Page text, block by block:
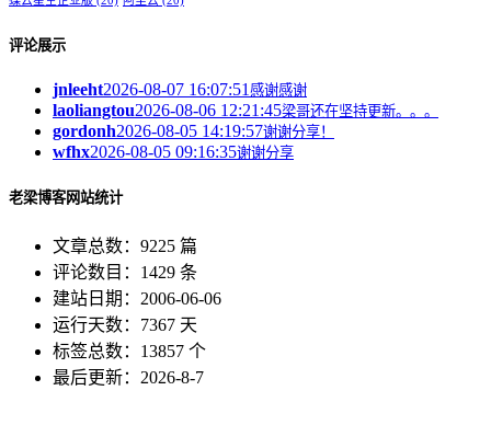
评论展示
jnleeht2026-08-07 16:07:51 感谢感谢
laoliangtou2026-08-06 12:21:45梁哥还在坚持更新。。。
gordonh2026-08-05 14:19:57谢谢分享！
wfhx2026-08-05 09:16:35谢谢分享
老梁博客网站统计
文章总数：9225 篇
评论数目：1429 条
建站日期：2006-06-06
运行天数：7367 天
标签总数：13857 个
最后更新：2026-8-7